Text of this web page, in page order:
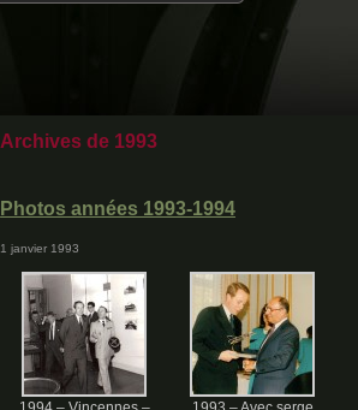
Archives de 1993
Photos années 1993-1994
1 janvier 1993